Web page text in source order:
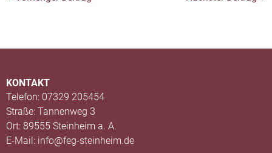
KONTAKT
Telefon: 07329 205454
Straße: Tannenweg 3
Ort: 89555 Steinheim a. A.
E-Mail: info@feg-steinheim.de